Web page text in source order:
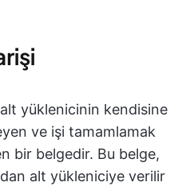
yüklenicinin kendisine
ve işi tamamlamak
bir belgedir. Bu belge,
alt yükleniciye verilir